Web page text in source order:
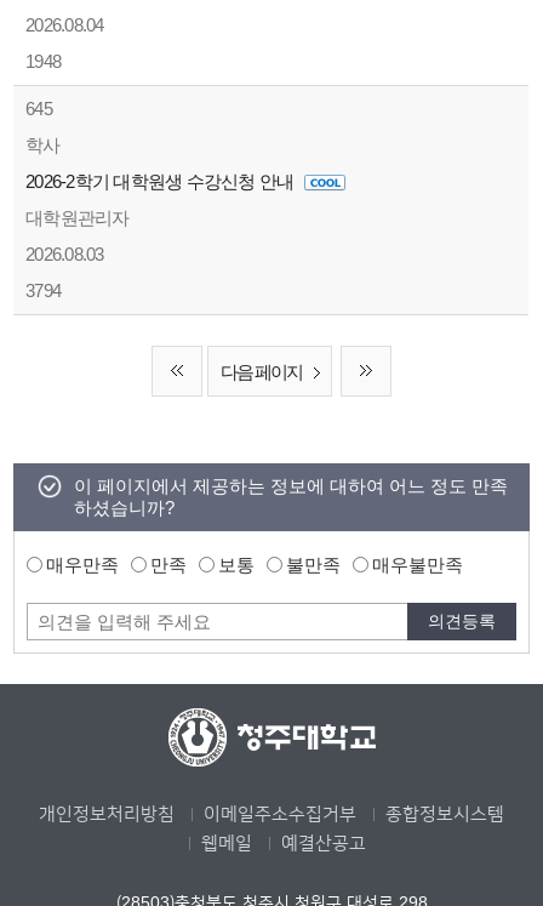
2026.08.04
1948
645
학사
2026-2학기 대학원생 수강신청 안내
대학원관리자
2026.08.03
3794
다음 페이지
이 페이지에서 제공하는 정보에 대하여 어느 정도 만족
하셨습니까?
매우만족 만족 보통 불만족 매우불만족
개인정보처리방침 이메일주소수집거부
종합정보시스템
웹메일
예결산공고